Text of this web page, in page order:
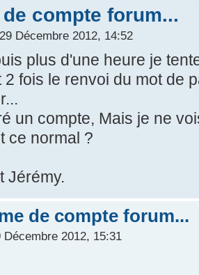
compte forum...
Décembre 2012, 14:52
plus d'une heure je
2 fois le renvoi du mot de
un compte, Mais je ne
ce normal ?
Jérémy.
de compte forum...
Décembre 2012, 15:31